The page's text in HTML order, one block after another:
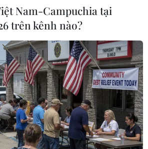
Nam-Campuchia tại
trên kênh nào?